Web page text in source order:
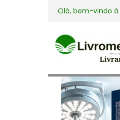
Olá, bem-vindo à